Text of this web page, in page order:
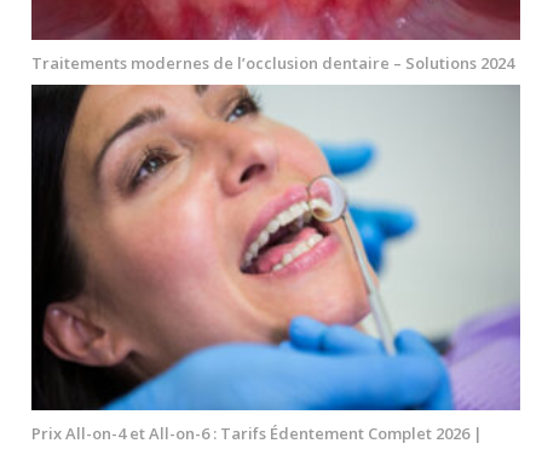
Traitements modernes de l’occlusion dentaire – Solutions 2024
Prix All-on-4 et All-on-6 : Tarifs Édentement Complet 2026 |